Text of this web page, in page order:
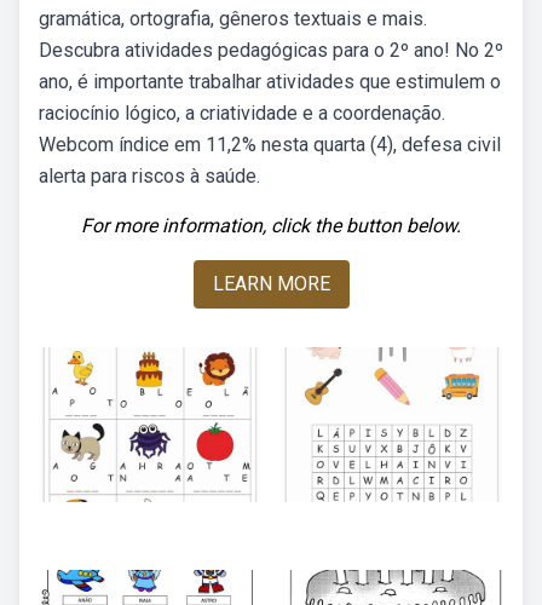
gramática, ortografia, gêneros textuais e mais.
Descubra atividades pedagógicas para o 2º ano! No 2º
ano, é importante trabalhar atividades que estimulem o
raciocínio lógico, a criatividade e a coordenação.
Webcom índice em 11,2% nesta quarta (4), defesa civil
alerta para riscos à saúde.
For more information, click the button below.
LEARN MORE